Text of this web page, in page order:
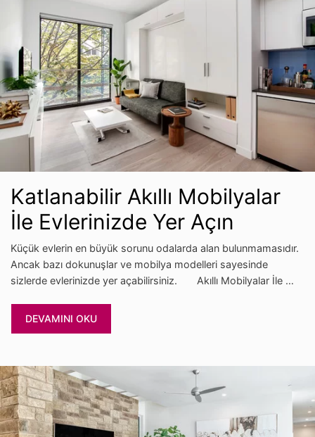
Katlanabilir Akıllı Mobilyalar
İle Evlerinizde Yer Açın
Küçük evlerin en büyük sorunu odalarda alan bulunmamasıdır.
Ancak bazı dokunuşlar ve mobilya modelleri sayesinde
sizlerde evlerinizde yer açabilirsiniz. Akıllı Mobilyalar İle …
DEVAMINI OKU